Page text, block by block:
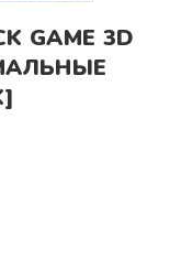
GAME 3D